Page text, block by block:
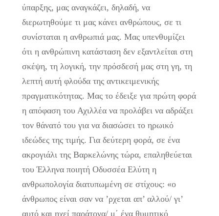
ύπαρξης, μας αναγκάζει, δηλαδή, να
διερωτηθούμε τι μας κάνει ανθρώπους, σε τι
συνίσταται η ανθρωπιά μας. Μας υπενθυμίζει
ότι η ανθρώπινη κατάσταση δεν εξαντλείται στη
σκέψη, τη λογική, την πρόσδεσή μας στη γη, τη
λεπτή αυτή φλούδα της αντικειμενικής
πραγματικότητας. Μας το έδειξε για πρώτη φορά
η απόφαση του Αχιλλέα να προλάβει να αδράξει
τον θάνατό του για να διασώσει το ηρωικό
ιδεώδες της τιμής. Για δεύτερη φορά, σε ένα
ακρογιάλι της Βαρκελώνης τώρα, επαληθεύεται
του Έλληνα ποιητή Οδυσσέα Ελύτη η
ανθρωπολογία διατυπωμένη σε στίχους: «ο
άνθρωπος είναι σαν να ’ρχεται απ’ αλλού/ γι’
αυτό και ηχεί παράτονα/ μ΄ ένα θυμητικό